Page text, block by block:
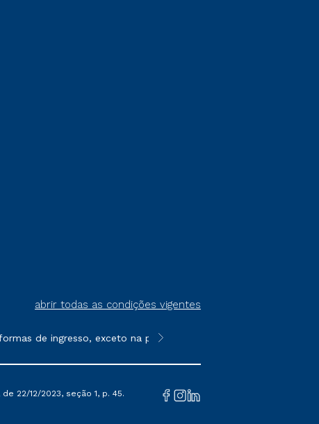
abrir todas as condições vigentes
de ingresso, exceto na prova on-line ou agendada, que
**Semipresencial é um formato do
22/12/2023, seção 1, p. 45.